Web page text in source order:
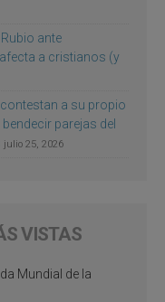
ante
a cristianos (y
a su propio
parejas del
julio 25, 2026
VISTAS
Mundial de la